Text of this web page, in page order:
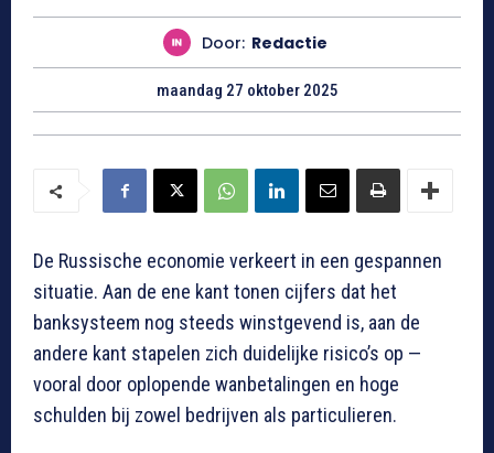
Door: Redactie
maandag 27 oktober 2025
De Russische economie verkeert in een gespannen
situatie. Aan de ene kant tonen cijfers dat het
banksysteem nog steeds winstgevend is, aan de
andere kant stapelen zich duidelijke risico’s op —
vooral door oplopende wanbetalingen en hoge
schulden bij zowel bedrijven als particulieren.